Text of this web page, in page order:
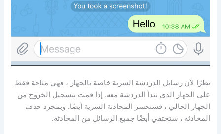
نظرًا لأن رسائل الدردشة السرية خاصة بالجهاز ، فهي متاحة فقط
على الجهاز الذي تبدأ الدردشة معه. إذا قمت بتسجيل الخروج من
الجهاز الحالي ، فستخسر المحادثة السرية أيضًا. وبمجرد حذف
المحادثة ، ستختفي أيضًا جميع الرسائل من المحادثة.